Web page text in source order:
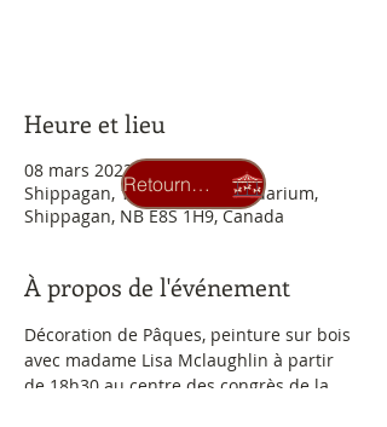
Heure et lieu
08 mars 2023, 18 h 30
Shippagan, 106A Rue de l'Aquarium,
Shippagan, NB E8S 1H9, Canada
À propos de l'événement
Décoration de Pâques, peinture sur bois
avec madame Lisa Mclaughlin à partir
de 18h30 au centre des congrès de la
Retourner au carrousel